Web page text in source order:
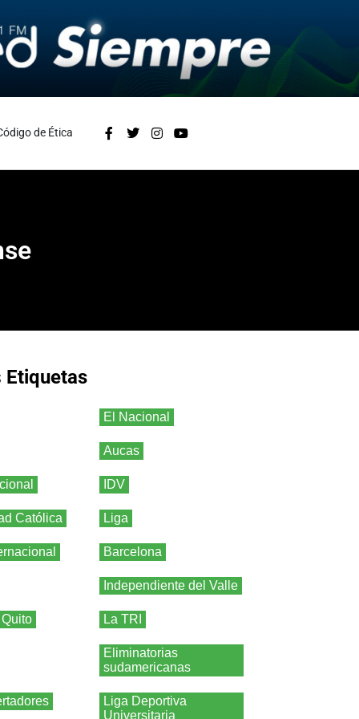
de Ética
Etiquetas
El Nacional
Aucas
IDV
Católica Liga
Barcelona
Independiente del Valle
La TRI
Eliminatorias
sudamericanas
Liga Deportiva
Universitaria